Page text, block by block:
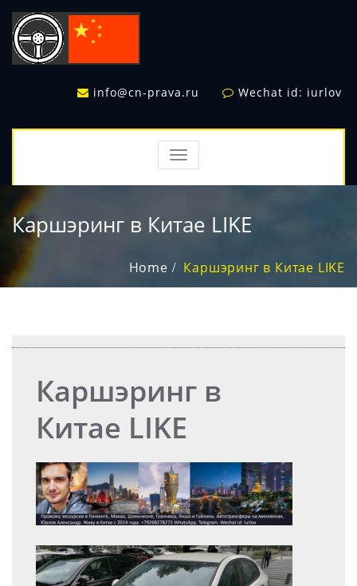
info@cn-prava.ru Wechat id: iurlov
TOGGLE
NAVIGATION
Каршэринг в Китае LIKE
Home Каршэринг в Китае LIKE
Каршэринг в
Китае LIKE